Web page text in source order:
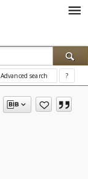
Advanced search ?